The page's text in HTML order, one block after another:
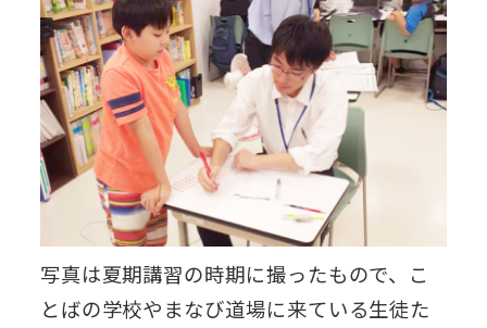
写真は夏期講習の時期に撮ったもので、こ
とばの学校やまなび道場に来ている生徒た